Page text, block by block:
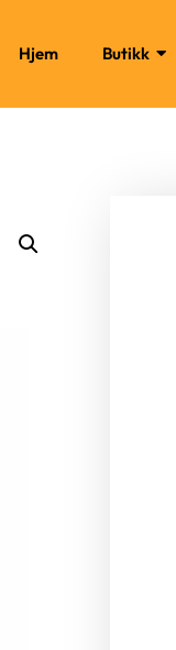
Hjem Butikk